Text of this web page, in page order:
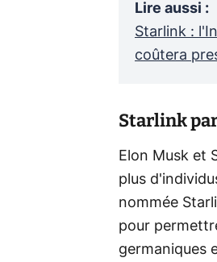
Lire aussi :
Starlink :
coûtera
Starlink
Elon Musk et
plus
nommée
pour
germaniques